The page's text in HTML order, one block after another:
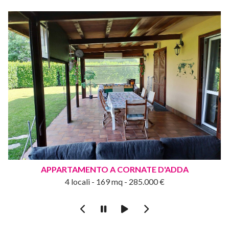
APPARTAMENTO A CORNATE D'ADDA
4 locali - 169 mq - 285.000 €